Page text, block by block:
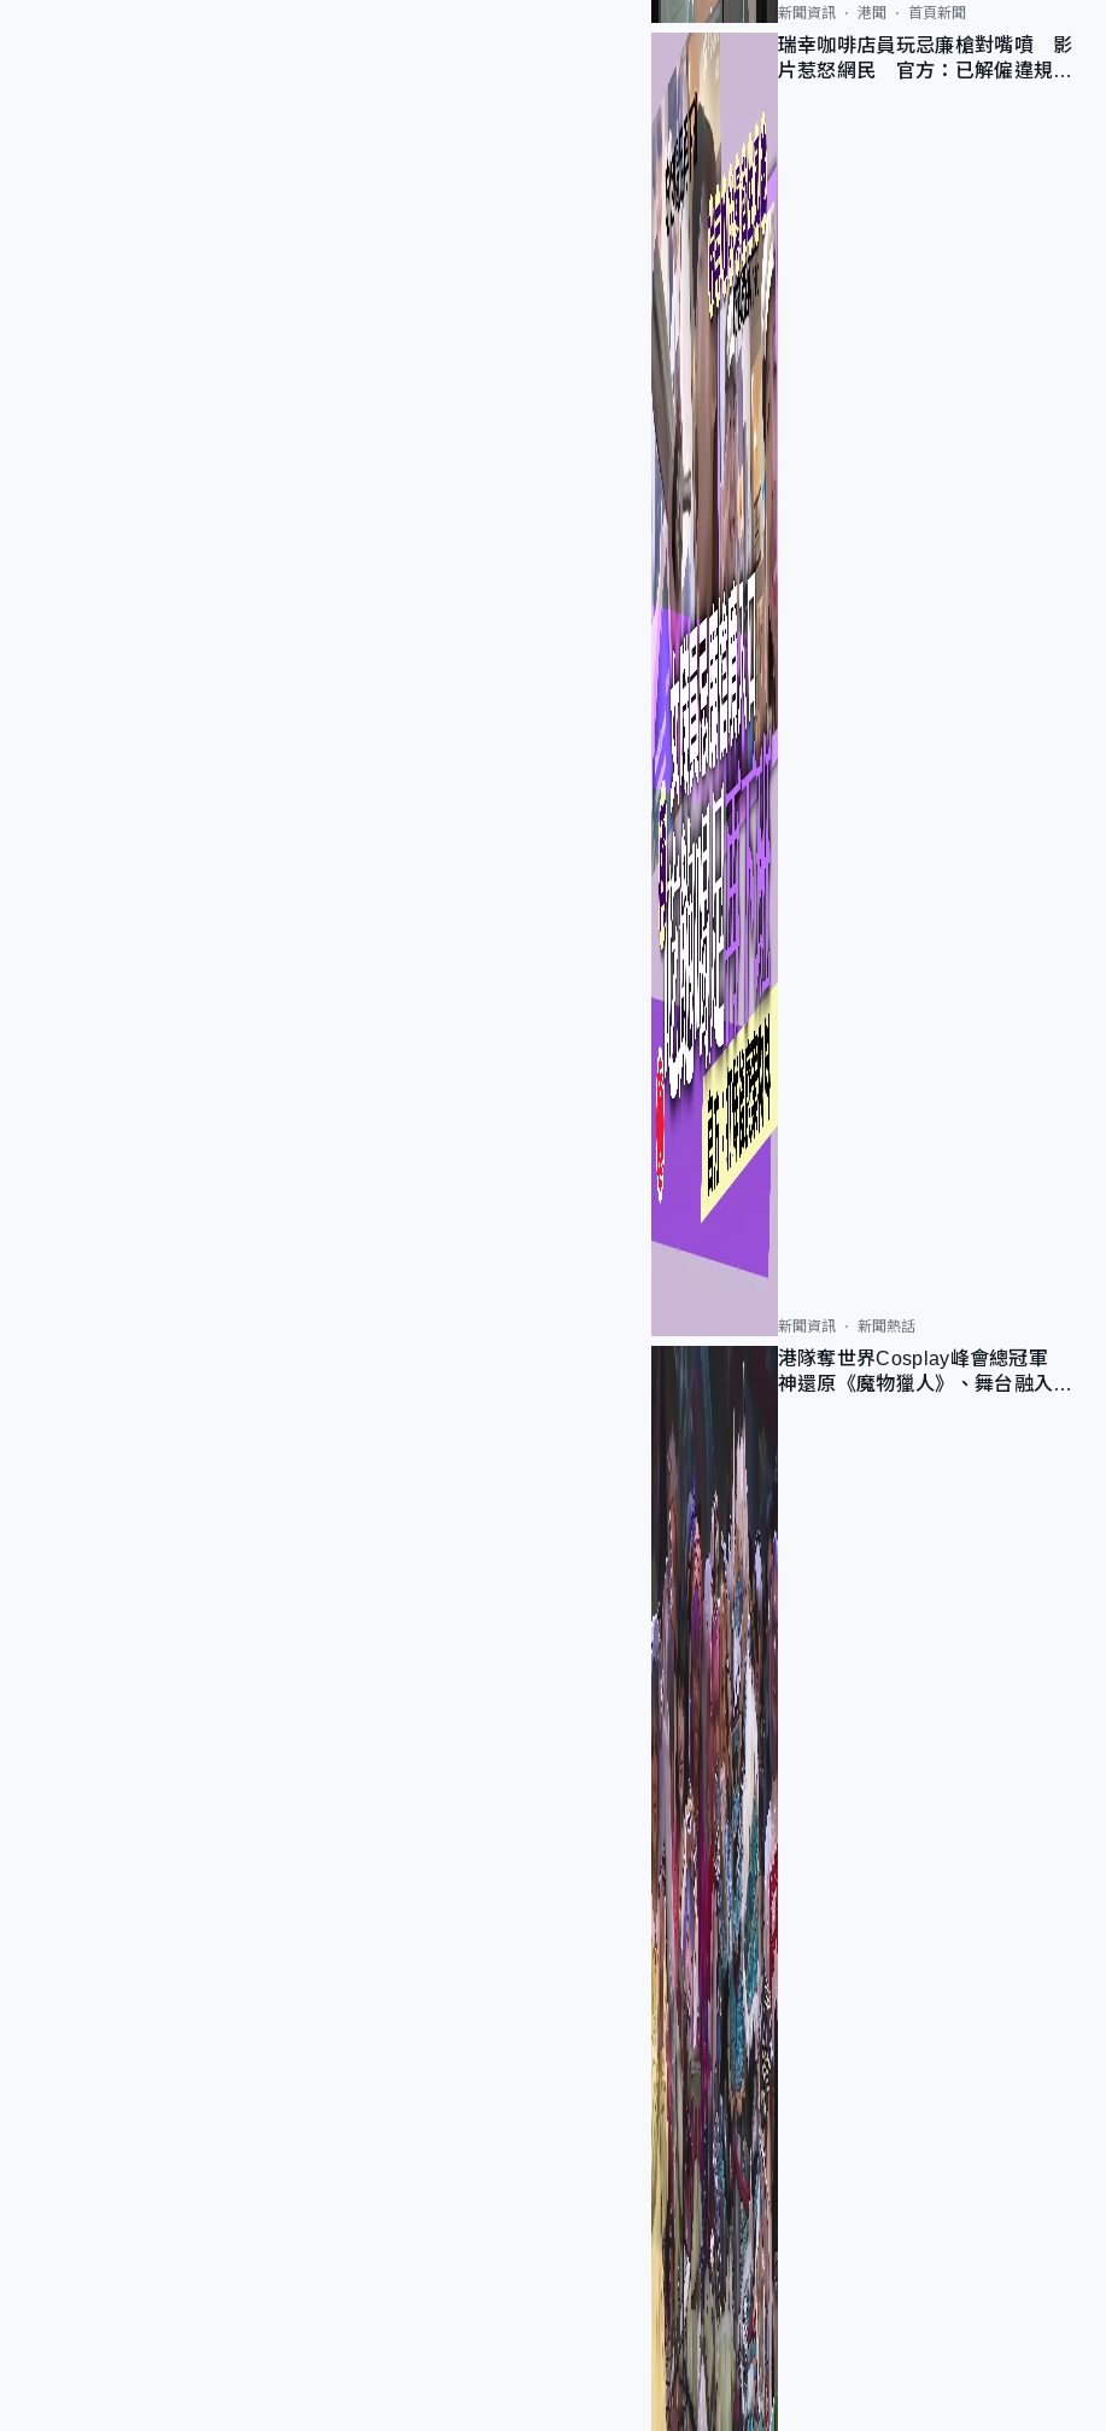
新聞資訊 港聞 首頁新聞
瑞幸咖啡店員玩忌廉槍對嘴噴 影
片惹怒網民 官方：已解僱違規員
新聞資訊 新聞熱話
港隊奪世界Cosplay峰會總冠軍
神還原《魔物獵人》、舞台融入獅